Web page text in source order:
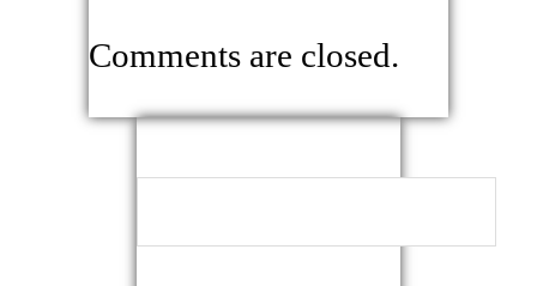
Comments are closed.